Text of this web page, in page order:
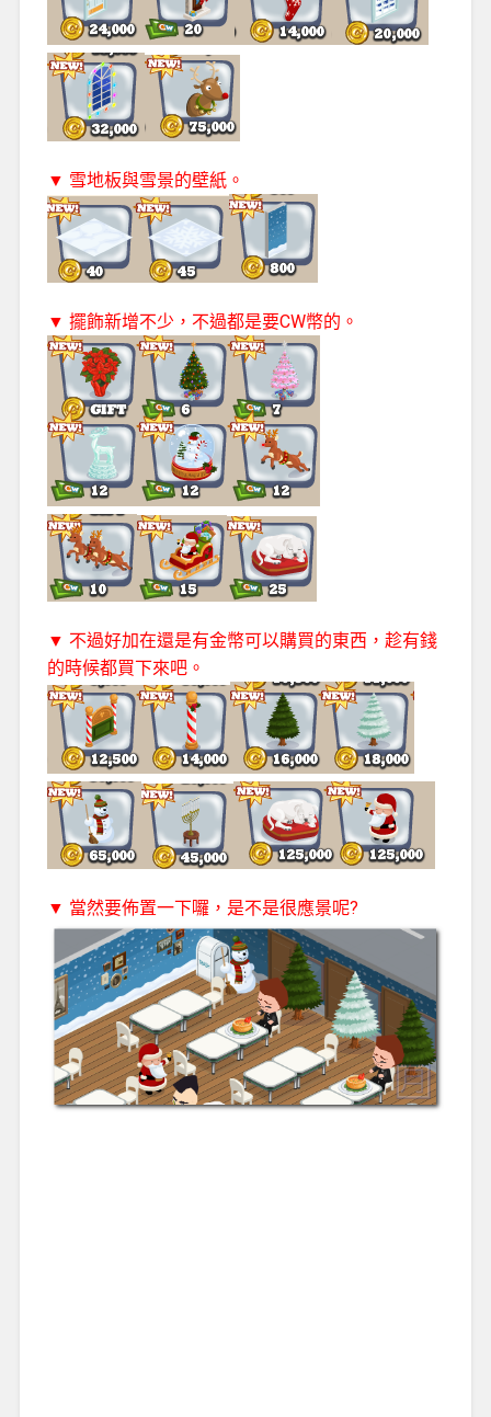
▼ 雪地板與雪景的壁紙。
▼ 擺飾新增不少，不過都是要CW幣的。
▼ 不過好加在還是有金幣可以購買的東西，趁有錢
的時候都買下來吧。
▼ 當然要佈置一下囉，是不是很應景呢?